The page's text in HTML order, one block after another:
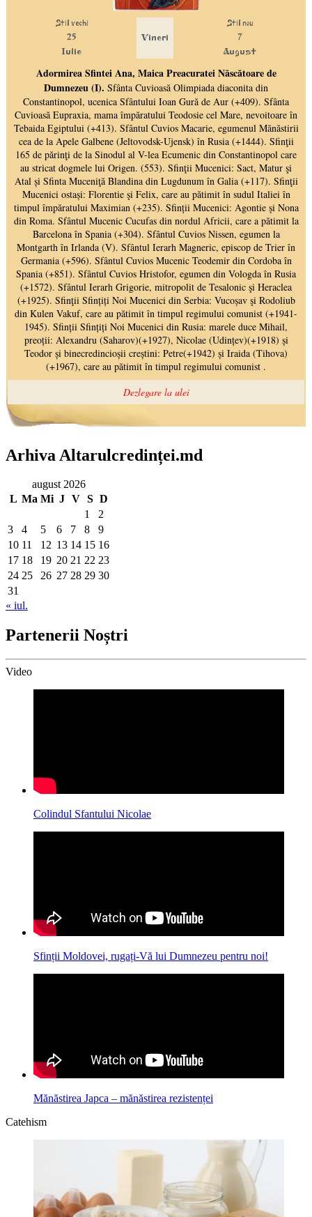
Arhiva Altarulcredinței.md
august 2026
L Ma Mi J V S D
1
2
3
4 5 6 7 8
9
10 11 12 13 14 15 16
17 18 19 20 21 22 23
24 25 26 27 28 29 30
31
« iul.
Partenerii Noștri
Video
Colindul Sfantului Nicolae
Sfinții Moldovei, rugați-Vă lui Dumnezeu pentru noi!
Mănăstirea Japca – mănăstirea rezistenței
Catehism